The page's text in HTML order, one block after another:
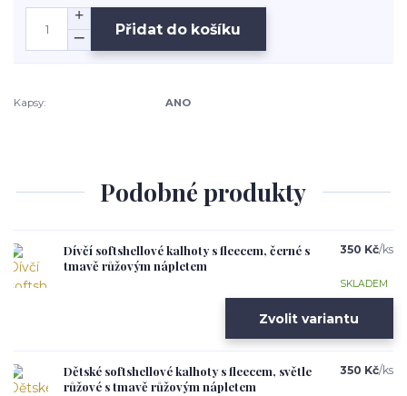
Přidat do košíku
Kapsy: ANO
Podobné produkty
Dívčí softshellové kalhoty s fleecem, černé s
tmavě růžovým nápletem
350 Kč/ks
SKLADEM
Zvolit variantu
Dětské softshellové kalhoty s fleecem, světle
růžové s tmavě růžovým nápletem
350 Kč/ks